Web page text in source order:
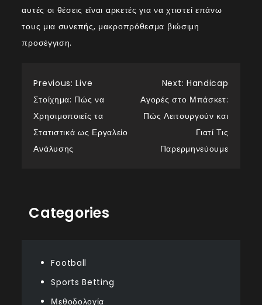
αυτές οι θέσεις είναι αρκετές για να χτιστεί επάνω
τους μια συνεπής, μακροπρόθεσμα βιώσιμη
προσέγγιση.
Post
navigation
Previous: Live
Στοίχημα: Πώς να
Χρησιμοποιείς τα
Στατιστικά ως Εργαλείο
Ανάλυσης
Next: Handicap
Αγορές στο Μπάσκετ:
Πώς Λειτουργούν και
Γιατί Τις
Παρερμηνεύουμε
Categories
Football
Sports Betting
Μεθοδολογία